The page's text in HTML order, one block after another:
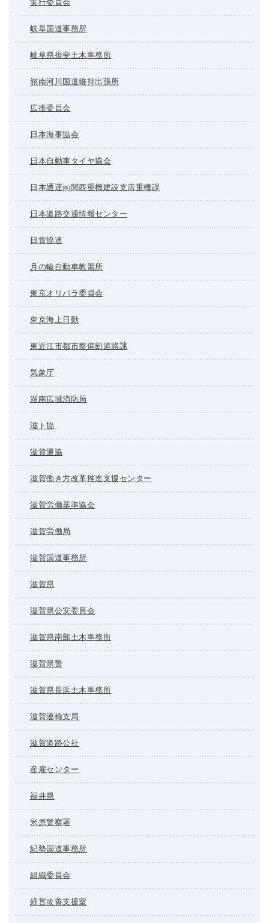
実行委員会
岐阜国道事務所
岐阜県揖斐土木事務所
嶺南河川国道維持出張所
広推委員会
日本海事協会
日本自動車タイヤ協会
日本通運㈱関西重機建設支店重機課
日本道路交通情報センター
日貨協連
月の輪自動車教習所
東京オリパラ委員会
東京海上日動
東近江市都市整備部道路課
気象庁
湖南広域消防局
滋ト協
滋貨運協
滋賀働き方改革推進支援センター
滋賀労働基準協会
滋賀労働局
滋賀国道事務所
滋賀県
滋賀県公安委員会
滋賀県南部土木事務所
滋賀県警
滋賀県長浜土木事務所
滋賀運輸支局
滋賀道路公社
産雇センター
福井県
米原警察署
紀勢国道事務所
組織委員会
経営改善支援室